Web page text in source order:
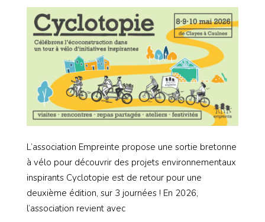
L’association Empreinte propose une sortie bretonne
à vélo pour découvrir des projets environnementaux
inspirants Cyclotopie est de retour pour une
deuxième édition, sur 3 journées ! En 2026,
l’association revient avec